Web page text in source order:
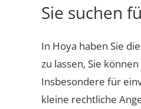
Sie suchen
In Hoya haben Sie
zu lassen, Sie
Insbesondere für
kleine rechtliche